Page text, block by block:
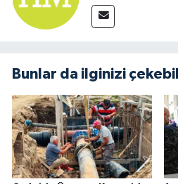
Bunlar da ilginizi